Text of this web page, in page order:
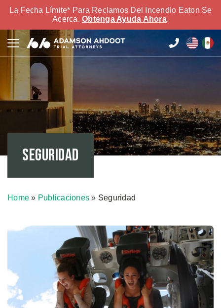
La Fecha Límite* Para Reclamos Del Incendio Eaton Se
Acerca. Obtenga Ayuda Ahora.
Seguridad
Home » Publicaciones » Seguridad